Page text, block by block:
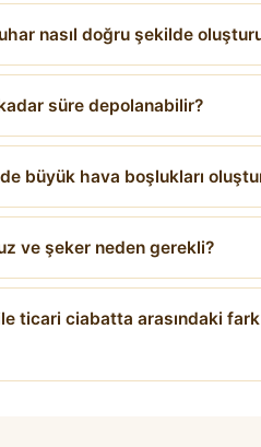
nasıl doğru şekilde
süre depolanabilir?
büyük hava boşlukları
ve şeker neden gerekli?
ticari ciabatta arasındaki fark